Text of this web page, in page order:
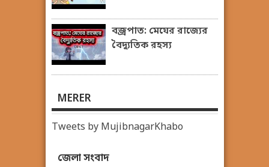
বজ্রপাত: মেঘের রাজ্যের
বৈদ্যুতিক রহস্য
MERER
Tweets by MujibnagarKhabo
জেলা সংবাদ